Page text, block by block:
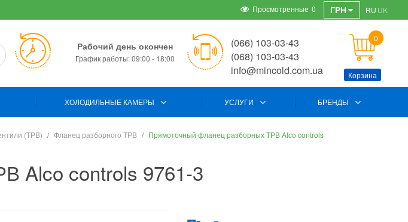
ГРН RU UK
Просмотренные 0
Рабочий день окончен
График работы: 09:00 - 18:00
(066) 103-03-43
(068) 103-03-43
info@mincold.com.ua
0
Корзина
ХОЛОДИЛЬНЫЕ КАМЕРЫ УСЛУГИ БРЕНДЫ
(ТРВ) Фланец разборного ТРВ
Прямоточный фланец разборных ТРВ Alco controls
Alco controls 9761-3